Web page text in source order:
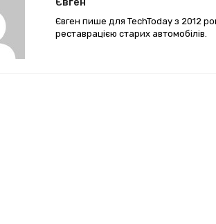
Євген пише для TechToday з 2012
реставрацією старих автомобілів.